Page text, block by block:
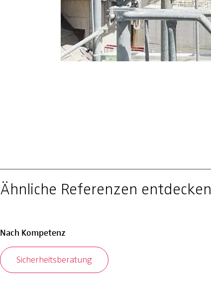
Ähnliche Referenzen entdecken
Nach Kompetenz
Sicherheitsberatung